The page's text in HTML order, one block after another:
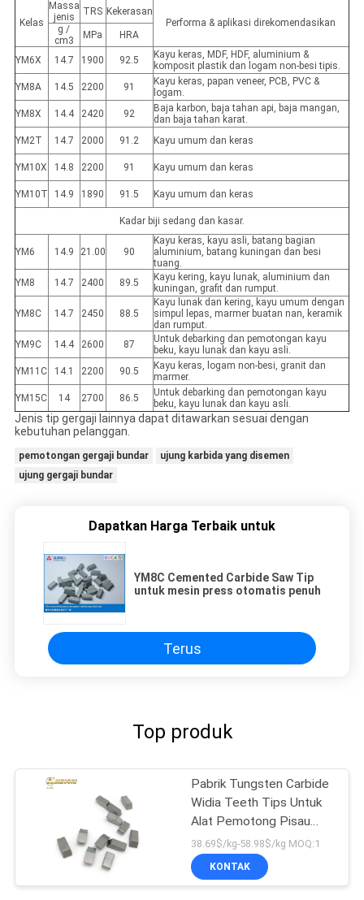
Kelas
Massa
jenis
TRS Kekerasan
Performa & aplikasi direkomendasikan
g /
cm3
MPa HRA
YM6X 14.7 1900 92.5
Kayu keras, MDF, HDF, aluminium &
komposit plastik dan logam non-besi tipis.
YM8A
14.5 2200 91
Kayu keras, papan veneer, PCB, PVC &
logam.
YM8X
14.4 2420 92
Baja karbon, baja tahan api, baja mangan,
dan baja tahan karat.
YM2T
14.7 2000 91.2 Kayu umum dan keras
YM10X 14.8 2200 91 Kayu umum dan keras
YM10T 14.9 1890 91.5 Kayu umum dan keras
Kadar biji sedang dan kasar.
YM6 14.9 21.00 90
Kayu keras, kayu asli, batang bagian
aluminium, batang kuningan dan besi
tuang.
YM8
14.7 2400 89.5
Kayu kering, kayu lunak, aluminium dan
kuningan, grafit dan rumput.
YM8C 14.7 2450 88.5
Kayu lunak dan kering, kayu umum dengan
simpul lepas, marmer buatan nan, keramik
dan rumput.
YM9C
14.4 2600 87
Untuk debarking dan pemotongan kayu
beku, kayu lunak dan kayu asli.
YM11C
14.1 2200 90.5
Kayu keras, logam non-besi, granit dan
marmer.
YM15C
14 2700 86.5
Untuk debarking dan pemotongan kayu
beku, kayu lunak dan kayu asli.
Jenis tip gergaji lainnya dapat ditawarkan sesuai dengan
kebutuhan pelanggan.
pemotongan gergaji bundar
ujung karbida yang disemen
ujung gergaji bundar
Dapatkan Harga Terbaik untuk
YM8C Cemented Carbide Saw Tip
untuk mesin press otomatis penuh
Terus
Top produk
Pabrik Tungsten Carbide
Widia Teeth Tips Untuk
Alat Pemotong Pisau
Kayu Keras
38.69$/kg-58.98$/kg MOQ:1
KONTAK